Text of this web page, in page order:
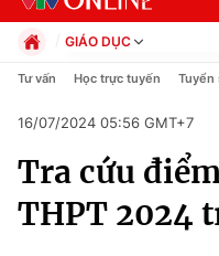
Chuyên mục
Chính trị
GIÁO DỤC
Chính trị
Pháp luật
Kinh tế
Thể thao
Truyền hình
Tư vấn Học trực tuyến Tuyển
16/07/2024 05:56 GMT+7
Tra cứu
THPT 2024